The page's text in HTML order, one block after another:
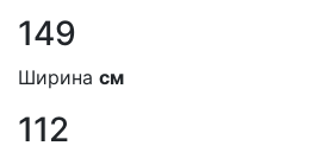
149
Ширина см
112